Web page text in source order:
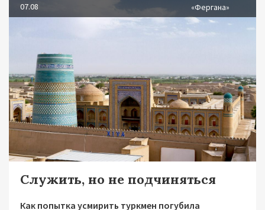
07.08 «Фергана»
Служить, но не подчиняться
Как попытка усмирить туркмен погубила